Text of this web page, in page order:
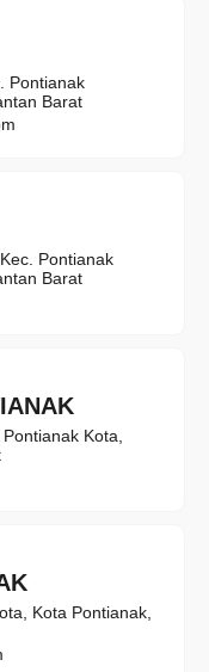
Pontianak
Barat
Pontianak
Barat
Kota,
Kota Pontianak,